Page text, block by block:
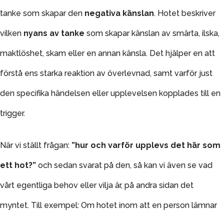
tanke som skapar den negativa känslan. Hotet beskriver
vilken nyans av tanke som skapar känslan av smärta, ilska,
maktlöshet, skam eller en annan känsla. Det hjälper en att
förstå ens starka reaktion av överlevnad, samt varför just
den specifika händelsen eller upplevelsen kopplades till en
trigger.
När vi ställt frågan: ”hur och varför upplevs det här som
ett hot?” och sedan svarat på den, så kan vi även se vad
vårt egentliga behov eller vilja är, på andra sidan det
myntet. Till exempel: Om hotet inom att en person lämnar